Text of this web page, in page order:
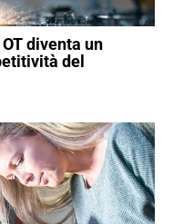
diventa un
del